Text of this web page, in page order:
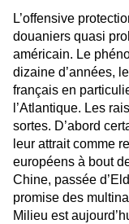
L’offensive
douaniers quasi
américain. Le
dizaine d’années,
français en
l’Atlantique. Les
sortes. D’abord
leur attrait comme
européens à bout
Chine, passée
promise des
Milieu est